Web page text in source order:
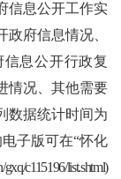
信息公开工作实
府信息情况、
息公开行政复
情况、其他需要
数据统计时间为
子版可在“怀化
gxq/c115196/list.shtml)